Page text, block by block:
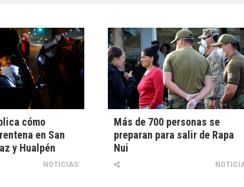
cómo
en San
y Hualpén
NOTICIAS
Más de 700 personas se
preparan para salir de Rapa
Nui